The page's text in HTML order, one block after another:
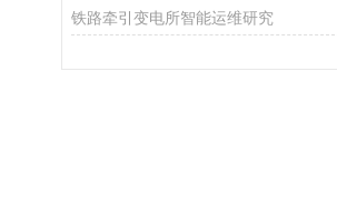
铁路牵引变电所智能运维研究